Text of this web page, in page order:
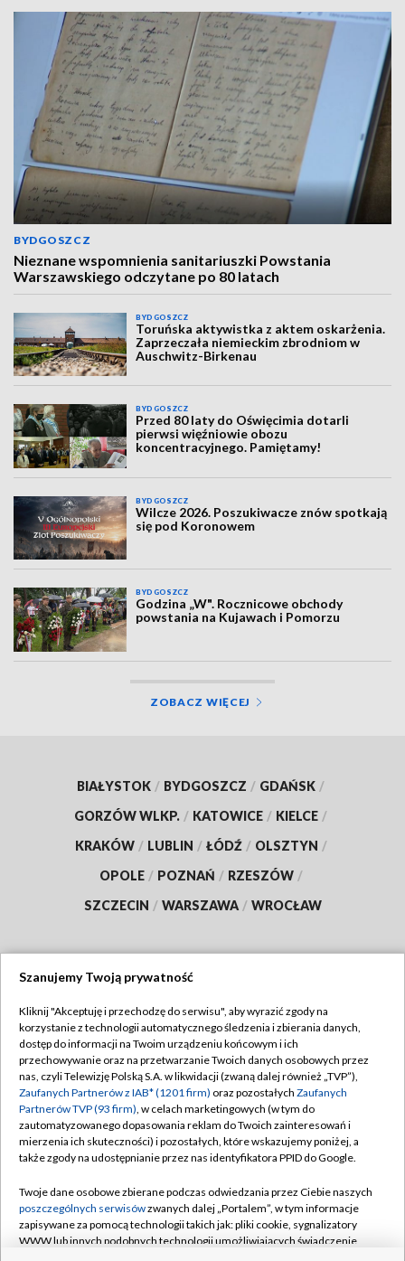
BYDGOSZCZ
Nieznane wspomnienia sanitariuszki Powstania
Warszawskiego odczytane po 80 latach
BYDGOSZCZ
Toruńska aktywistka z aktem oskarżenia.
Zaprzeczała niemieckim zbrodniom w
Auschwitz-Birkenau
BYDGOSZCZ
Przed 80 laty do Oświęcimia dotarli
pierwsi więźniowie obozu
koncentracyjnego. Pamiętamy!
BYDGOSZCZ
Wilcze 2026. Poszukiwacze znów spotkają
się pod Koronowem
BYDGOSZCZ
Godzina „W". Rocznicowe obchody
powstania na Kujawach i Pomorzu
ZOBACZ WIĘCEJ
BIAŁYSTOK / BYDGOSZCZ / GDAŃSK /
GORZÓW WLKP. / KATOWICE / KIELCE /
KRAKÓW / LUBLIN / ŁÓDŹ / OLSZTYN /
OPOLE / POZNAŃ / RZESZÓW /
SZCZECIN / WARSZAWA / WROCŁAW
TVP
Abonament TVP
Emisja w TVP
Centrum informacji TVP
Naziemna Telewizja Cyfrowa
Rada Programowa
System NOS
Regulamin TVP
Polityka prywatności
Moje zgody
Pomoc
Kontakt
Szanujemy Twoją prywatność
Kliknij "Akceptuję i przechodzę do serwisu", aby wyrazić zgody na
korzystanie z technologii automatycznego śledzenia i zbierania danych,
dostęp do informacji na Twoim urządzeniu końcowym i ich
przechowywanie oraz na przetwarzanie Twoich danych osobowych przez
nas, czyli Telewizję Polską S.A. w likwidacji (zwaną dalej również „TVP”),
Zaufanych Partnerów z IAB* (1201 firm) oraz pozostałych Zaufanych
Partnerów TVP (93 firm), w celach marketingowych (w tym do
zautomatyzowanego dopasowania reklam do Twoich zainteresowań i
mierzenia ich skuteczności) i pozostałych, które wskazujemy poniżej, a
także zgody na udostępnianie przez nas identyfikatora PPID do Google.
Twoje dane osobowe zbierane podczas odwiedzania przez Ciebie naszych
poszczególnych serwisówzwanych dalej „Portalem”, w tym informacje
zapisywane za pomocą technologii takich jak: pliki cookie, sygnalizatory
WWW lub innych podobnych technologii umożliwiających świadczenie